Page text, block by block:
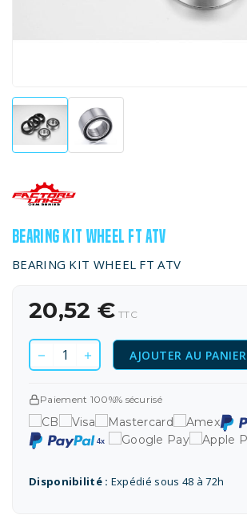
BEARING KIT WHEEL FT ATV
BEARING KIT WHEEL FT ATV
20,52 € TTC
AJOUTER AU PANIER
Paiement 100%% sécurisé
Disponibilité : Expédié sous 48 à 72h